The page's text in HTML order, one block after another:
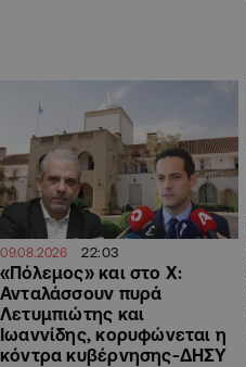
09.08.2026 22:03
«Πόλεμος» και στο Χ:
Ανταλάσσουν πυρά
Λετυμπιώτης και
Ιωαννίδης, κορυφώνεται η
κόντρα κυβέρνησης-ΔΗΣΥ